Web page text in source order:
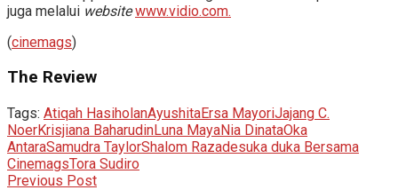
juga melalui websitewww.vidio.com.
(cinemags)
The Review
Tags: Atiqah HasiholanAyushitaErsa MayoriJajang C.
NoerKrisjiana BaharudinLuna MayaNia DinataOka
AntaraSamudra TaylorShalom Razadesuka duka Bersama
CinemagsTora Sudiro
Previous Post